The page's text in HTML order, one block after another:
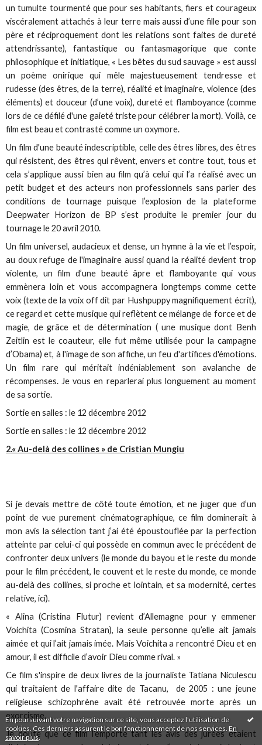
En poursuivant votre navigation sur ce site, vous acceptez l'utilisation de
cookies. Ces derniers assurent le bon fonctionnement de nos services. En
savoir plus.
un tumulte tourmenté que pour ses habitants, fiers et courageux
viscéralement attachés à leur terre mais aussi d’une fille pour son
père et réciproquement dont les relations sont faites de dureté
attendrissante), fantastique ou fantasmagorique que conte
philosophique et initiatique, « Les bêtes du sud sauvage » est aussi
un poème onirique qui mêle majestueusement tendresse et
rudesse (des êtres, de la terre), réalité et imaginaire, violence (des
éléments) et douceur (d’une voix), dureté et flamboyance (comme
lors de ce défilé d'une gaieté triste pour célébrer la mort). Voilà, ce
film est beau et contrasté comme un oxymore.
Un film d'une beauté indescriptible, celle des êtres libres, des êtres
qui résistent, des êtres qui rêvent, envers et contre tout, tous et
cela s’applique aussi bien au film qu’à celui qui l’a réalisé avec un
petit budget et des acteurs non professionnels sans parler des
conditions de tournage puisque l’explosion de la plateforme
Deepwater Horizon de BP s’est produite le premier jour du
tournage le 20 avril 2010.
Un film universel, audacieux et dense, un hymne à la vie et l’espoir,
au doux refuge de l'imaginaire aussi quand la réalité devient trop
violente, un film d’une beauté âpre et flamboyante qui vous
emmènera loin et vous accompagnera longtemps comme cette
voix (texte de la voix off dit par Hushpuppy magnifiquement écrit),
ce regard et cette musique qui reflètent ce mélange de force et de
magie, de grâce et de détermination ( une musique dont Benh
Zeitlin est le coauteur, elle fut même utilisée pour la campagne
d’Obama) et, à l'image de son affiche, un feu d'artifices d'émotions.
Un film rare qui méritait indéniablement son avalanche de
récompenses. Je vous en reparlerai plus longuement au moment
de sa sortie.
Sortie en salles : le 12 décembre 2012
Sortie en salles : le 12 décembre 2012
2.« Au-delà des collines » de Cristian Mungiu
Si je devais mettre de côté toute émotion, et ne juger que d’un
point de vue purement cinématographique, ce film dominerait à
mon avis la sélection tant j’ai été époustouflée par la perfection
atteinte par celui-ci qui possède en commun avec le précédent de
confronter deux univers (le monde du bayou et le reste du monde
pour le film précédent, le couvent et le reste du monde, ce monde
au-delà des collines, si proche et lointain, et sa modernité, certes
relative, ici).
« Alina (Cristina Flutur) revient d’Allemagne pour y emmener
Voichita (Cosmina Stratan), la seule personne qu’elle ait jamais
aimée et qui l’ait jamais imée. Mais Voichita a rencontré Dieu et en
amour, il est difficile d’avoir Dieu comme rival. »
Ce film s'inspire de deux livres de la journaliste Tatiana Niculescu
qui traitaient de l'affaire dite de Tacanu, de 2005 : une jeune
religieuse schizophrène avait été retrouvée morte après un
exorcisme.
Je doute que ce film l’emporte tant les avis des jurées étaient